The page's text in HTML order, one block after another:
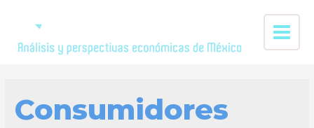
Consumidores